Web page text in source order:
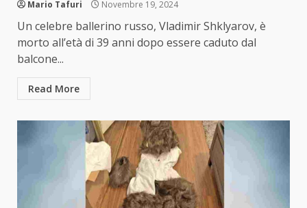
Mario Tafuri Novembre 19, 2024
Un celebre ballerino russo, Vladimir Shklyarov, è
morto all’età di 39 anni dopo essere caduto dal
balcone...
Read More